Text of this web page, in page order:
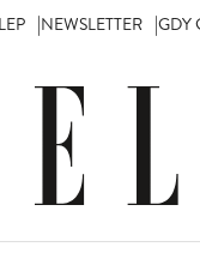
NEWSLETTER GDY